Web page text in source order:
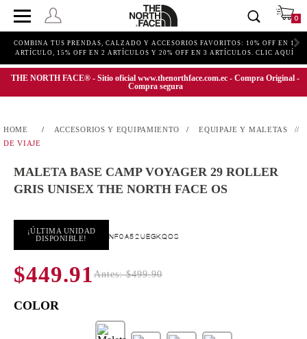
0
COMBINA TUS PRENDAS, CALZADO Y ACCESORIOS FAVORITOS: 10% OFF EN 1
ARTÍCULO, 15% OFF EN 2 ARTÍCULOS Y 20% OFF EN 3 ARTÍCULOS. CLIC AQUÍ
THE NORTH FACE® - Sitio oficial www.thenorthface.com.ec - Compra Original -
Compra segura
ACCESORIOS Y EQUIPAMIENTO
EQUIPAJE Y MALETAS
DE VIAJE
MALETA BASE CAMP VOYAGER 29 ROLLER
GRIS UNISEX THE NORTH FACE OS
¡ÚLTIMA UNIDAD
DISPONIBLE!
NF0A52UEGKQOS
$449.91 Antes: $499.90